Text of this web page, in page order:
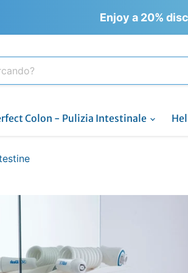
Enjoy a 20%
Colon - Pulizia Intestinale